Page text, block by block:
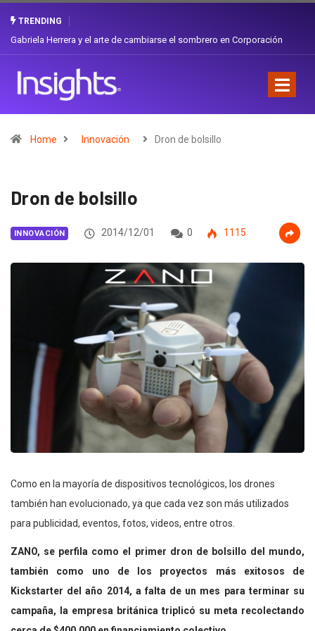
TRENDING
Gabriela Herrera y el arte de cambiarse el sombrero en Corporación
Home Innovación Dron de bolsillo
Dron de bolsillo
INNOVACIÓN 2014/12/01 0 1115
Como en la mayoría de dispositivos tecnológicos, los drones
también han evolucionado, ya que cada vez son más utilizados
para publicidad, eventos, fotos, videos, entre otros.
ZANO, se perfila como el primer dron de bolsillo del mundo,
también como uno de los proyectos más exitosos de
Kickstarter del año 2014, a falta de un mes para terminar su
campaña, la empresa británica triplicó su meta recolectando